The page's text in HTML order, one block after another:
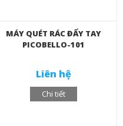
MÁY QUÉT RÁC ĐẨY TAY
PICOBELLO-101
Liên hệ
Chi tiết